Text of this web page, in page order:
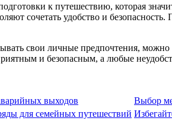
к путешествию, которая
сочетать удобство и
свои личные предпочтения,
и безопасным, а любые
выходов Выбор
для семейных путешествий